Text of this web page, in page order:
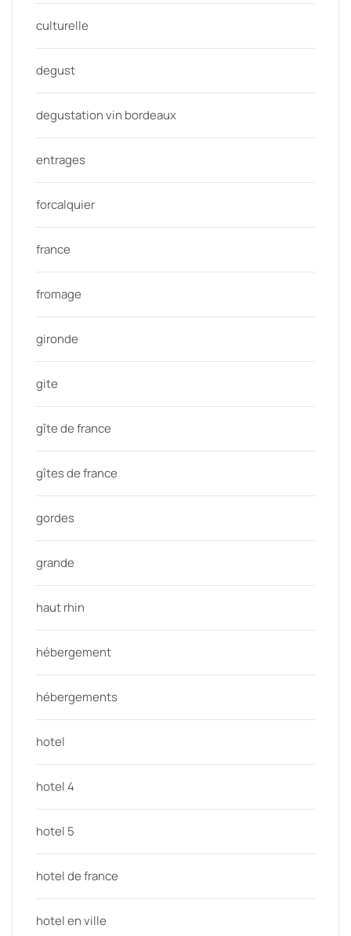
culturelle
degust
degustation vin bordeaux
entrages
forcalquier
france
fromage
gironde
gite
gîte de france
gîtes de france
gordes
grande
haut rhin
hébergement
hébergements
hotel
hotel 4
hotel 5
hotel de france
hotel en ville